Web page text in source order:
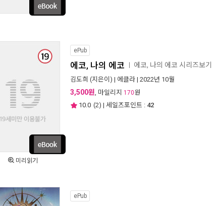
미리읽기
ePub
에코, 나의 에코 에코, 나의 에코 시리즈보기
김도희 (지은이) | 에클라 | 2022년 10월
3,500원, 마일리지 170원
10.0 (2) | 세일즈포인트 : 42
ePub